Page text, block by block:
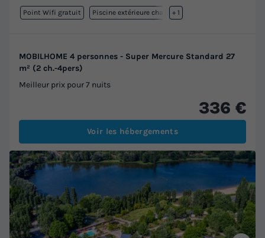
Point Wifi gratuit Piscine extérieure chauffée
+ 1
MOBILHOME 4 personnes - Super Mercure Standard 27
m² (2 ch.-4pers)
Meilleur prix pour 7 nuits
336 €
Voir les hébergements